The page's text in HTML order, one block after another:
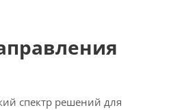
спектр решений для